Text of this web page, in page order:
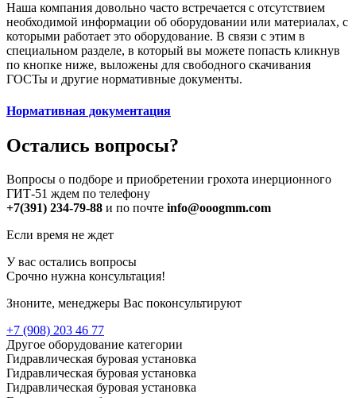
Наша компания довольно часто встречается с отсутствием
необходимой информации об оборудовании или материалах, с
которыми работает это оборудование. В связи с этим в
специальном разделе, в который вы можете попасть кликнув
по кнопке ниже, выложены для свободного скачивания
ГОСТы и другие нормативные документы.
Нормативная документация
Остались вопросы?
Вопросы о подборе и приобретении грохота инерционного
ГИТ-51 ждем по телефону
+7(391) 234-79-88 и по почте info@ooogmm.com
Если время не ждет
У вас остались вопросы
Cрочно нужна консультация!
Зноните, менеджеры Вас поконсультируют
+7 (908) 203 46 77
Другое оборудование категории
Гидравлическая буровая установка
Гидравлическая буровая установка
Гидравлическая буровая установка